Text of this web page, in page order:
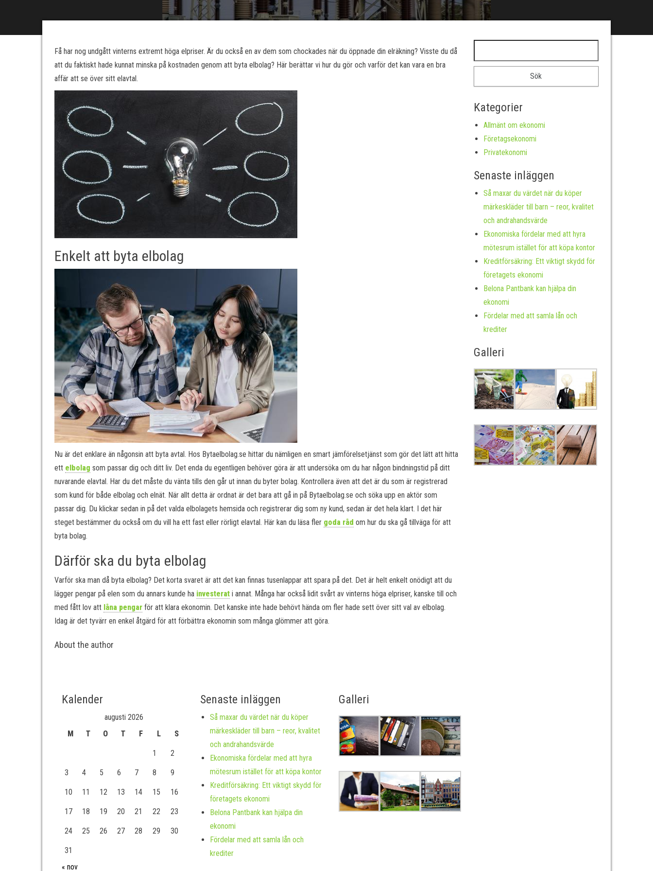
Få har nog undgått vinterns extremt höga elpriser. Är du också en av dem som chockades när du öppnade din elräkning? Visste du då
att du faktiskt hade kunnat minska på kostnaden genom att byta elbolag? Här berättar vi hur du gör och varför det kan vara en bra
affär att se över sitt elavtal.
Enkelt att byta elbolag
Nu är det enklare än någonsin att byta avtal. Hos Bytaelbolag.se hittar du nämligen en smart jämförelsetjänst som gör det lätt att hitta
ett elbolag som passar dig och ditt liv. Det enda du egentligen behöver göra är att undersöka om du har någon bindningstid på ditt
nuvarande elavtal. Har du det måste du vänta tills den går ut innan du byter bolag. Kontrollera även att det är du som är registrerad
som kund för både elbolag och elnät. När allt detta är ordnat är det bara att gå in på Bytaelbolag.se och söka upp en aktör som
passar dig. Du klickar sedan in på det valda elbolagets hemsida och registrerar dig som ny kund, sedan är det hela klart. I det här
steget bestämmer du också om du vill ha ett fast eller rörligt elavtal. Här kan du läsa fler goda råd om hur du ska gå tillväga för att
byta bolag.
Därför ska du byta elbolag
Varför ska man då byta elbolag? Det korta svaret är att det kan finnas tusenlappar att spara på det. Det är helt enkelt onödigt att du
lägger pengar på elen som du annars kunde ha investerat i annat. Många har också lidit svårt av vinterns höga elpriser, kanske till och
med fått lov att låna pengar för att klara ekonomin. Det kanske inte hade behövt hända om fler hade sett över sitt val av elbolag.
Idag är det tyvärr en enkel åtgärd för att förbättra ekonomin som många glömmer att göra.
About the author
Kategorier
Allmänt om ekonomi
Företagsekonomi
Privatekonomi
Senaste inläggen
Så maxar du värdet när du köper
märkeskläder till barn – reor, kvalitet
och andrahandsvärde
Ekonomiska fördelar med att hyra
mötesrum istället för att köpa kontor
Kreditförsäkring: Ett viktigt skydd för
företagets ekonomi
Belona Pantbank kan hjälpa din
ekonomi
Fördelar med att samla lån och
krediter
Galleri
Kalender
augusti 2026
M
T O T F L S
1 2
3 4 5 6 7 8 9
10 11 12 13 14 15 16
17 18 19 20 21 22 23
24 25 26 27 28 29 30
31
« nov
Senaste inläggen
Så maxar du värdet när du köper
märkeskläder till barn – reor, kvalitet
och andrahandsvärde
Ekonomiska fördelar med att hyra
mötesrum istället för att köpa kontor
Kreditförsäkring: Ett viktigt skydd för
företagets ekonomi
Belona Pantbank kan hjälpa din
ekonomi
Fördelar med att samla lån och
krediter
Galleri